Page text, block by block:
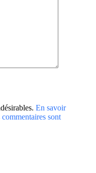
En savoir
sont